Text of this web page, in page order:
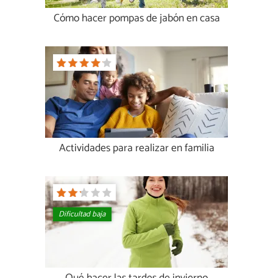
Cómo hacer pompas de jabón en casa
Actividades para realizar en familia
Dificultad baja